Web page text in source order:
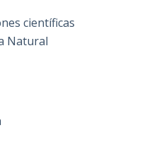
científicas
Natural